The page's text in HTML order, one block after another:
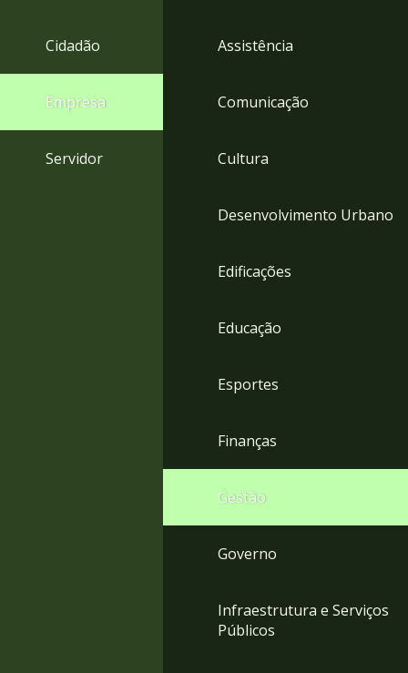
Cidadão
Empresa
Servidor
Assistência
Comunicação
Cultura
Desenvolvimento Urbano
Edificações
Educação
Esportes
Finanças
Gestão
Governo
Infraestrutura e Serviços
Públicos